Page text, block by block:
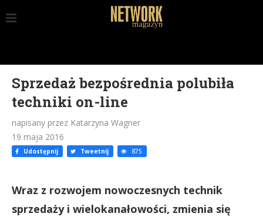
Sprzedaż bezpośrednia polubiła
techniki on-line
napisany przez Katarzyna Wagner
19 maja 2016
Udostępnij Tweetnij 875
Wraz z rozwojem nowoczesnych technik
sprzedaży i wielokanałowości, zmienia się